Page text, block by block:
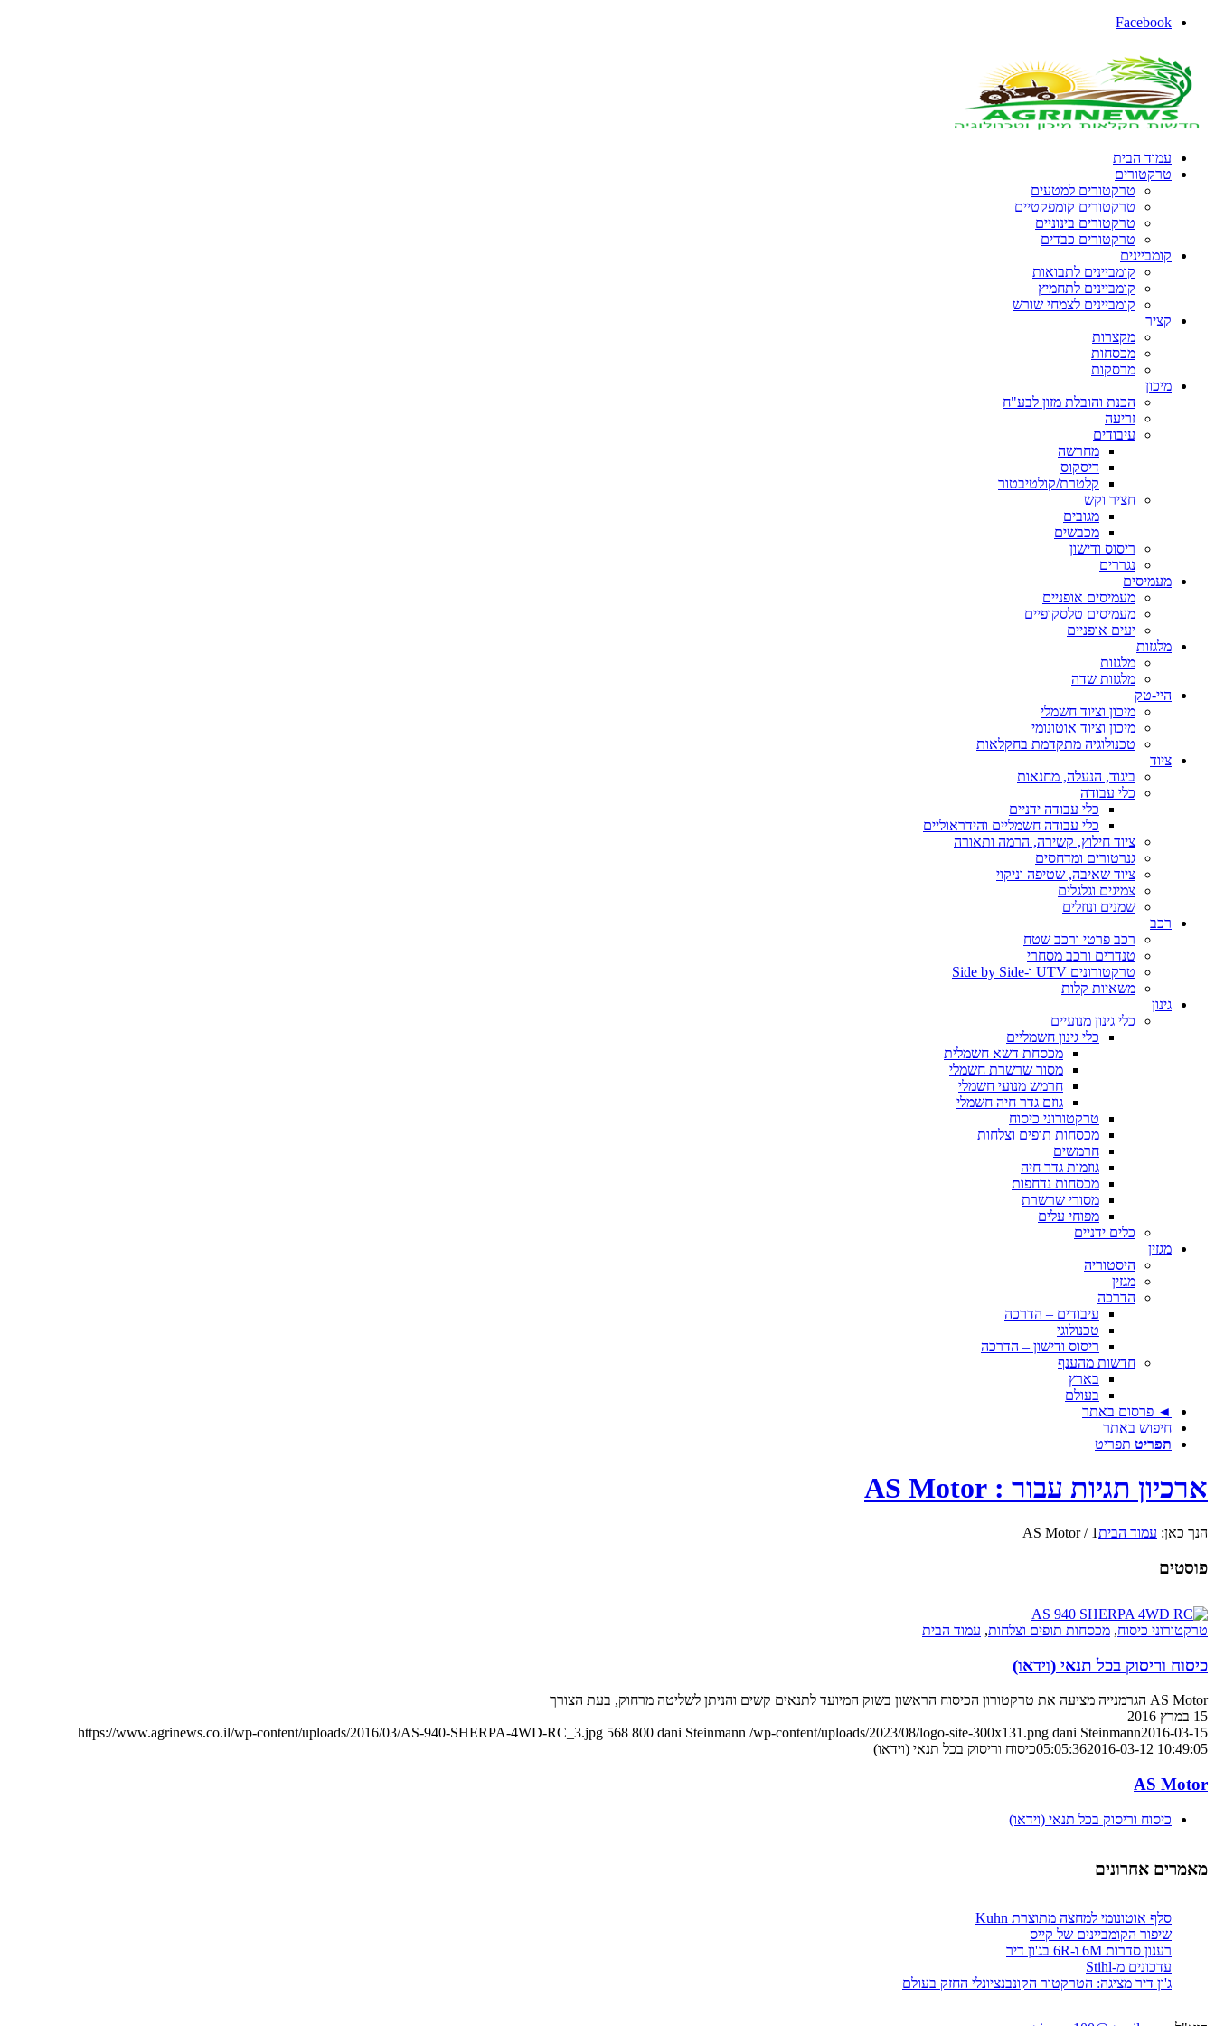
Facebook
עמוד הבית
טרקטורים
טרקטורים למטעים
טרקטורים קומפקטיים
טרקטורים בינוניים
טרקטורים כבדים
קומביינים
קומביינים לתבואות
קומביינים לתחמיץ
קומביינים לצמחי שורש
קציר
מקצרות
מכסחות
מרסקות
מיכון
הכנת והובלת מזון לבע"ח
זריעה
עיבודים
מחרשה
דיסקוס
קלטרת/קולטיבטור
חציר וקש
מגובים
מכבשים
ריסוס ודישון
נגררים
מעמיסים
מעמיסים אופניים
מעמיסים טלסקופיים
יעים אופניים
מלגזות
מלגזות
מלגזות שדה
היי-טק
מיכון וציוד חשמלי
מיכון וציוד אוטונומי
טכנולוגיה מתקדמת בחקלאות
ציוד
ביגוד, הנעלה, מחנאות
כלי עבודה
כלי עבודה ידניים
כלי עבודה חשמליים והידראוליים
ציוד חילוץ, קשירה, הרמה ותאורה
גנרטורים ומדחסים
ציוד שאיבה, שטיפה וניקוי
צמיגים וגלגלים
שמנים ונוזלים
רכב
רכב פרטי ורכב שטח
טנדרים ורכב מסחרי
טרקטורונים UTV ו-Side by Side
משאיות קלות
גינון
כלי גינון מנועיים
כלי גינון חשמליים
מכסחת דשא חשמלית
מסור שרשרת חשמלי
חרמש מנועי חשמלי
גוזם גדר חיה חשמלי
טרקטורוני כיסוח
מכסחות תופים וצלחות
חרמשים
גוזמות גדר חיה
מכסחות נדחפות
מסורי שרשרת
מפוחי עלים
כלים ידניים
מגזין
היסטוריה
מגזין
הדרכה
עיבודים – הדרכה
טכנולוגי
ריסוס ודישון – הדרכה
חדשות מהענף
בארץ
בעולם
◄ פרסום באתר
חיפוש באתר
תפריט תפריט
ארכיון תגיות עבור : AS Motor
הנך כאן: עמוד הבית1
/
AS Motor
פוסטים
טרקטורוני כיסוח, מכסחות תופים וצלחות, עמוד הבית
כיסוח וריסוק בכל תנאי (וידאו)
AS Motor הגרמנייה מציעה את טרקטורון הכיסוח הראשון בשוק המיועד לתנאים קשים והניתן לשליטה מרחוק, בעת הצורך
15 במרץ 2016
https://www.agrinews.co.il/wp-content/uploads/2016/03/AS-940-SHERPA-4WD-RC_3.jpg 568 800 dani Steinmann /wp-content/uploads/2023/08/logo-site-300x131.png dani Steinmann2016-03-15
05:05:362016-03-12 10:49:05 כיסוח וריסוק בכל תנאי (וידאו)
AS Motor
כיסוח וריסוק בכל תנאי (וידאו)
מאמרים אחרונים
סלף אוטונומי למחצה מתוצרת Kuhn
שיפור הקומביינים של קייס
רענון סדרות 6M ו-6R בג'ון דיר
עדכונים מ-Stihl
ג'ון דיר מציגה: הטרקטור הקונבנציונלי החזק בעולם